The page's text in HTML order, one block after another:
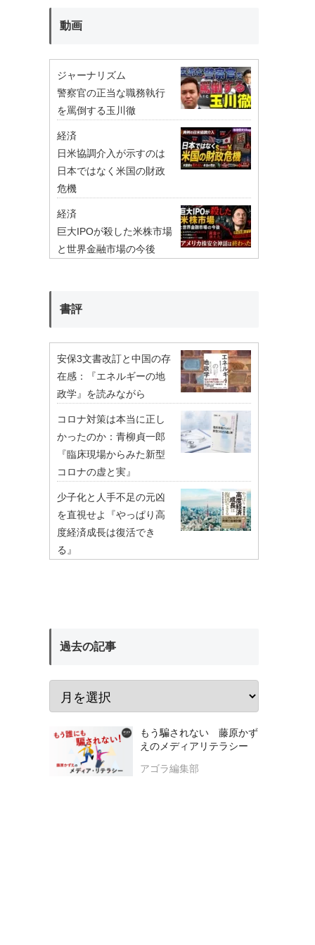
動画
ジャーナリズム
警察官の正当な職務執行
を罵倒する玉川徹
経済
日米協調介入が示すのは
日本ではなく米国の財政
危機
経済
巨大IPOが殺した米株市場
と世界金融市場の今後
書評
安保3文書改訂と中国の存
在感：『エネルギーの地
政学』を読みながら
コロナ対策は本当に正し
かったのか：青柳貞一郎
『臨床現場からみた新型
コロナの虚と実』
少子化と人手不足の元凶
を直視せよ『やっぱり高
度経済成長は復活でき
る』
過去の記事
もう騙されない 藤原かず
えのメディアリテラシー
アゴラ編集部